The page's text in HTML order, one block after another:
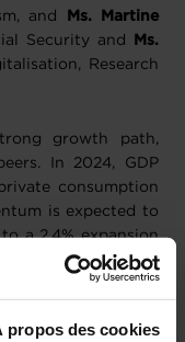
propos des cookies
and
Ms. Martine
Security and
Ms.
Research
growth path,
In 2024, GDP
consumption
is expected to
a 2.4% expansion
of Luxembourg's